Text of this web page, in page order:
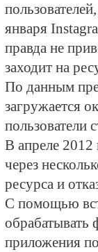
января
правда не
заходит на
По данным
загружается
пользователи
В апреле 2012
через
ресурса и
С помощью
обрабатывать
приложения